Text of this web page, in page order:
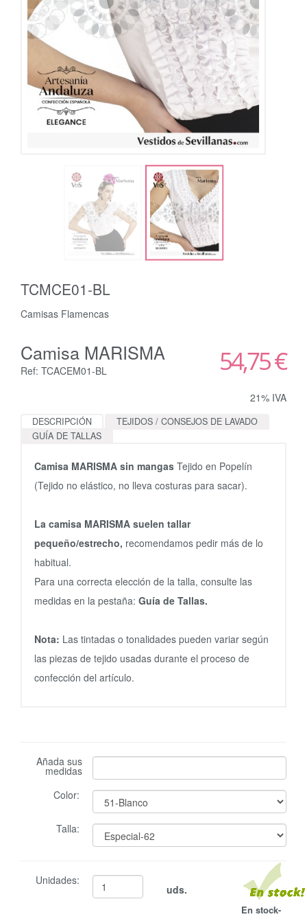
TCMCE01-BL
Camisas Flamencas
Camisa MARISMA
Ref: TCACEM01-BL 54,75 €
21% IVA
DESCRIPCIÓN
TEJIDOS / CONSEJOS DE LAVADO
GUÍA DE TALLAS
Camisa MARISMA sin mangas Tejido en Popelín
(Tejido no elástico, no lleva costuras para sacar).
La camisa MARISMA suelen tallar
pequeño/estrecho, recomendamos pedir más de lo
habitual.
Para una correcta elección de la talla, consulte las
medidas en la pestaña: Guía de Tallas.
Nota: Las tintadas o tonalidades pueden variar según
las piezas de tejido usadas durante el proceso de
confección del artículo.
Añada sus
medidas
Color:
Talla:
Unidades:
uds.
En stock-